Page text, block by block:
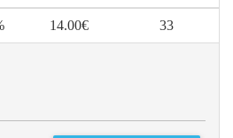
14.00€ 33